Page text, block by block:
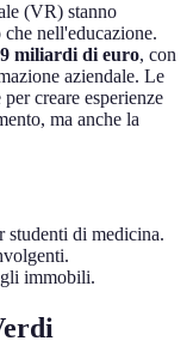
(VR) stanno
nell'educazione.
miliardi di euro, con
aziendale. Le
creare esperienze
ma anche la
studenti di medicina.
immobili.